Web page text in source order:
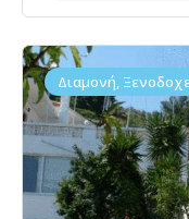
Δεν υπάρχουν
Διαμονή,